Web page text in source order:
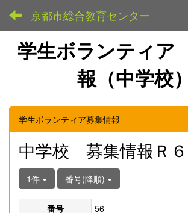
京都市総合教育センター
学生ボランティ
報（中学校）
学生ボランティア募集情報
中学校 募集情報Ｒ６
1件 番号(降順)
番号
56